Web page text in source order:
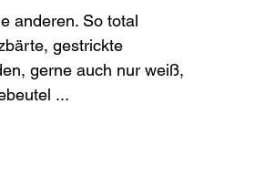
anderen. So total
gestrickte
gerne auch nur weiß,
...